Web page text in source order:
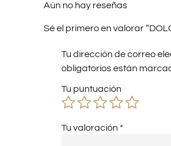
Aún no hay reseñas
Sé el primero en valorar
Tu dirección de correo
obligatorios están
Tu puntuación
Tu valoración *